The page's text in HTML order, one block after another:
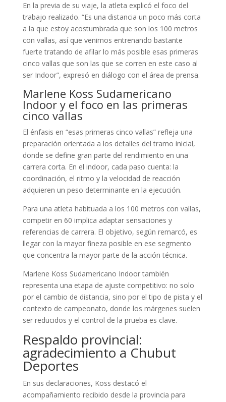
En la previa de su viaje, la atleta explicó el foco del
trabajo realizado. “Es una distancia un poco más corta
a la que estoy acostumbrada que son los 100 metros
con vallas, así que venimos entrenando bastante
fuerte tratando de afilar lo más posible esas primeras
cinco vallas que son las que se corren en este caso al
ser Indoor”, expresó en diálogo con el área de prensa.
Marlene Koss Sudamericano
Indoor y el foco en las primeras
cinco vallas
El énfasis en “esas primeras cinco vallas” refleja una
preparación orientada a los detalles del tramo inicial,
donde se define gran parte del rendimiento en una
carrera corta. En el indoor, cada paso cuenta: la
coordinación, el ritmo y la velocidad de reacción
adquieren un peso determinante en la ejecución.
Para una atleta habituada a los 100 metros con vallas,
competir en 60 implica adaptar sensaciones y
referencias de carrera. El objetivo, según remarcó, es
llegar con la mayor fineza posible en ese segmento
que concentra la mayor parte de la acción técnica.
Marlene Koss Sudamericano Indoor también
representa una etapa de ajuste competitivo: no solo
por el cambio de distancia, sino por el tipo de pista y el
contexto de campeonato, donde los márgenes suelen
ser reducidos y el control de la prueba es clave.
Respaldo provincial:
agradecimiento a Chubut
Deportes
En sus declaraciones, Koss destacó el
acompañamiento recibido desde la provincia para